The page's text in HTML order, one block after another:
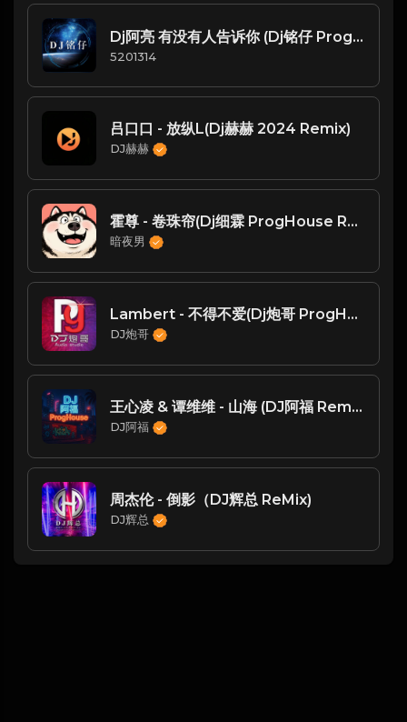
Dj阿亮 有没有人告诉你 (Dj铭仔 ProgHouse2022 Remix)
5201314
吕口口 - 放纵L(Dj赫赫 2024 Remix)
DJ赫赫
霍尊 - 卷珠帘(Dj细霖 ProgHouse Rmx 2025 无心睡眠鼓)
暗夜男
Lambert - 不得不爱(Dj炮哥 ProgHouse Rmx 2023) - Chienese ProgHouse
DJ炮哥
王心凌 & 谭维维 - 山海 (DJ阿福 Remix)
DJ阿福
周杰伦 - 倒影（DJ辉总 ReMix)
DJ辉总